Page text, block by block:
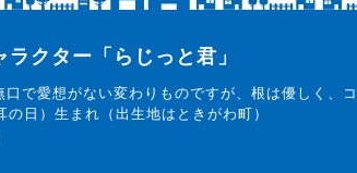
クター「らじっと君」
口で愛想がない変わりものですが、根は優しく、
日）生まれ（出生地はときがわ町）